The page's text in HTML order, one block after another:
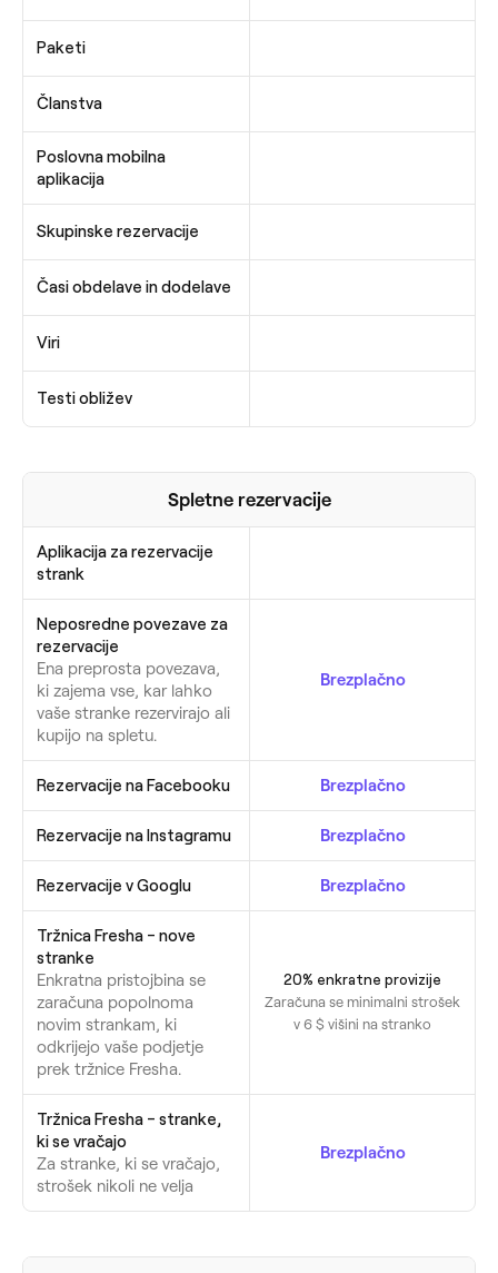
Paketi
Članstva
Poslovna mobilna
aplikacija
Skupinske rezervacije
Časi obdelave in dodelave
Viri
Testi obližev
Spletne rezervacije
Aplikacija za rezervacije
strank
Neposredne povezave za
rezervacije
Ena preprosta povezava,
ki zajema vse, kar lahko
vaše stranke rezervirajo ali
kupijo na spletu.
Brezplačno
Rezervacije na Facebooku Brezplačno
Rezervacije na Instagramu Brezplačno
Rezervacije v Googlu Brezplačno
Tržnica Fresha - nove
stranke
Enkratna pristojbina se
zaračuna popolnoma
novim strankam, ki
odkrijejo vaše podjetje
prek tržnice Fresha.
20% enkratne provizije
Zaračuna se minimalni strošek
v 6 $ višini na stranko
Tržnica Fresha - stranke,
ki se vračajo
Za stranke, ki se vračajo,
strošek nikoli ne velja
Brezplačno